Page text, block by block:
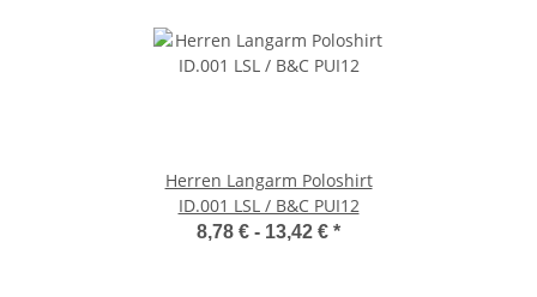
Herren Langarm Poloshirt
ID.001 LSL / B&C PUI12
8,78 € - 13,42 € *